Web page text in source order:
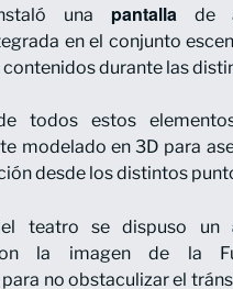
una pantallade
en el conjunto
durante las
todos estos
modelado en 3D para
desde los distintos
teatro se dispuso un
la imagen de la
no obstaculizar el